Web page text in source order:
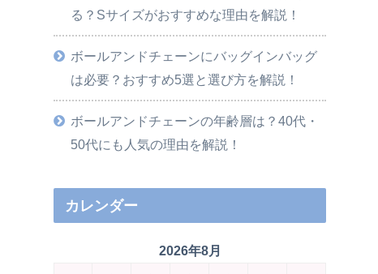
る？Sサイズがおすすめな理由を解説！
ボールアンドチェーンにバッグインバッグ
は必要？おすすめ5選と選び方を解説！
ボールアンドチェーンの年齢層は？40代・
50代にも人気の理由を解説！
カレンダー
2026年8月